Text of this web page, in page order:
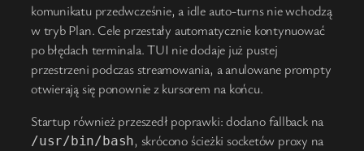
komunikatu przedwcześnie, a idle auto-turns nie wchodzą
w tryb Plan. Cele przestały automatycznie kontynuować
po błędach terminala. TUI nie dodaje już pustej
przestrzeni podczas streamowania, a anulowane prompty
otwierają się ponownie z kursorem na końcu.
Startup również przeszedł poprawki: dodano fallback na
/usr/bin/bash, skrócono ścieżki socketów proxy na